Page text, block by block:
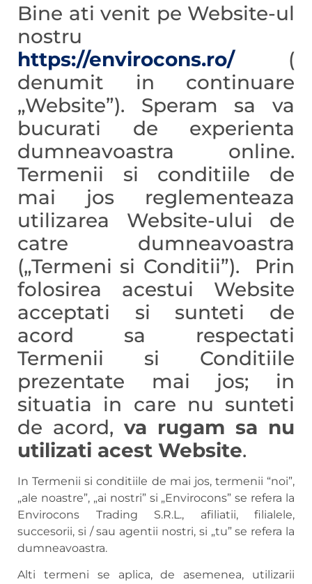
Bine ati venit pe Website-ul
nostru
https://envirocons.ro/(
denumit in continuare
„Website”). Speram sa va
bucurati de experienta
dumneavoastra online.
Termenii si conditiile de
mai jos reglementeaza
utilizarea Website-ului de
catre dumneavoastra
(„Termeni si Conditii”). Prin
folosirea acestui Website
acceptati si sunteti de
acord sa respectati
Termenii si Conditiile
prezentate mai jos; in
situatia in care nu sunteti
de acord, va rugam sa nu
utilizati acest Website.
In Termenii si conditiile de mai jos, termenii “noi”,
„ale noastre”, „ai nostri” si „Envirocons” se refera la
Envirocons Trading S.R.L., afiliatii, filialele,
succesorii, si / sau agentii nostri, si „tu” se refera la
dumneavoastra.
Alti termeni se aplica, de asemenea, utilizarii